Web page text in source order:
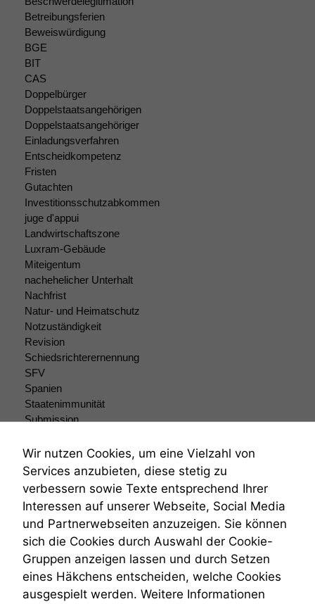
Betreibungsferien
Beweiswürdigung
BGE
BIT
CAS
Doppelbürger
Doppelstaatsangehörigen
Doppelstaatsangehöriger
Einladungsverfahren
Entscheidkompetenz
Fristen
Gutachten
Investitionsschutzabkommen
juge d'appui
Landwirtschaftszone
Luxram-Gebäude
Miteigentum
nachehelicher Unterhalt
Nachfrist
Natur- und Heimatschutz
Notzuständigkeit
Revision
Schiedsrichterernennung
SFV
Spanien
Staatenimmunität
Submission
Teilungsklage
Venezuela
VRK
Wiederherstellungsanordnung
Zivilprozessordnung
ZPO
Zustellfiktion
Zuständigkeit
Öffentliches Personalrecht
Öffentlichkeitsprinzip
Wir nutzen Cookies, um eine Vielzahl von
Services anzubieten, diese stetig zu
verbessern sowie Texte entsprechend Ihrer
Interessen auf unserer Webseite, Social Media
und Partnerwebseiten anzuzeigen. Sie können
sich die Cookies durch Auswahl der Cookie-
Gruppen anzeigen lassen und durch Setzen
eines Häkchens entscheiden, welche Cookies
ausgespielt werden. Weitere Informationen
Marketing
Wir speichern
anonyme Daten ab,
um interne
marketingtechnische
Auswertungen
durchführen zu
können. Diese helfen
uns, unsere Website